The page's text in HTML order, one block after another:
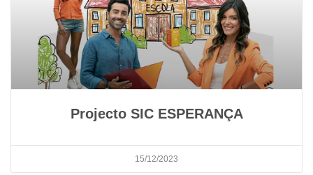
Projecto SIC ESPERANÇA
15/12/2023